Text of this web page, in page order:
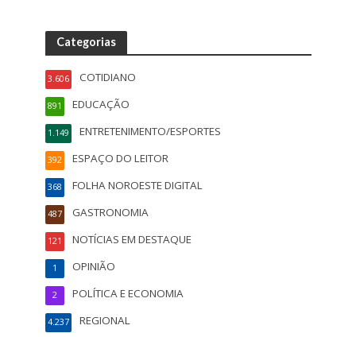
Categorias
COTIDIANO
3.606
EDUCAÇÃO
891
ENTRETENIMENTO/ESPORTES
1.149
ESPAÇO DO LEITOR
392
FOLHA NOROESTE DIGITAL
368
GASTRONOMIA
487
NOTÍCIAS EM DESTAQUE
121
OPINIÃO
1
POLÍTICA E ECONOMIA
2
REGIONAL
4.237